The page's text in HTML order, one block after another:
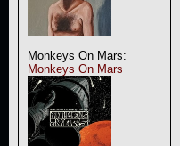
Monkeys On Mars:
Monkeys On Mars